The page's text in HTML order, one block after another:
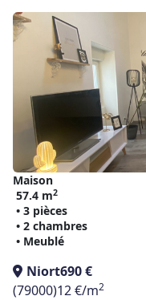
Maison
57.4 m2
• 3 pièces
• 2 chambres
• Meublé
Niort690 €
(79000)12 €/m2